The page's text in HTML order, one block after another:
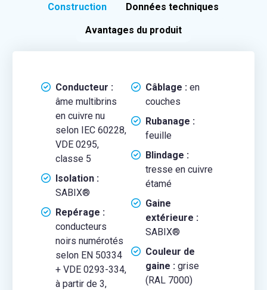
Construction Données techniques
Avantages du produit
Conducteur :
âme multibrins
en cuivre nu
selon IEC 60228,
VDE 0295,
classe 5
Isolation :
SABIX®
Repérage :
conducteurs
noirs numérotés
selon EN 50334
+ VDE 0293-334,
à partir de 3,
Câblage :en
couches
Rubanage :
feuille
Blindage :
tresse en cuivre
étamé
Gaine
extérieure :
SABIX®
Couleur de
gaine :grise
(RAL 7000)